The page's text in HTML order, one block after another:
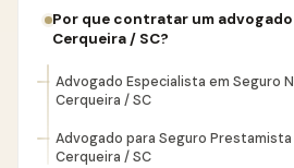
Por que contratar um
Cerqueira / SC?
Advogado Especialista em Seguro
Cerqueira / SC
Advogado para Seguro
Cerqueira / SC